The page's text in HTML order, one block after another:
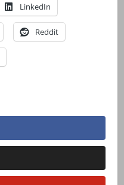
LinkedIn
Reddit